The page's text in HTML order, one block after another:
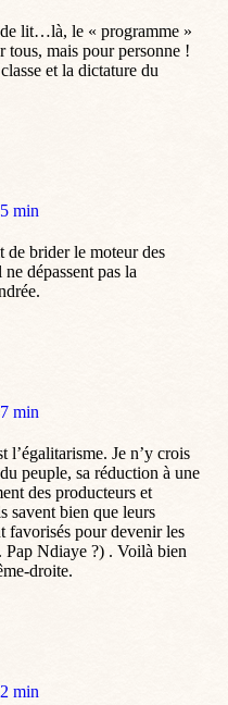
de lit…là, le « programme »
tous, mais pour personne !
et la dictature du
min
de brider le moteur des
dépassent pas la
min
l’égalitarisme. Je n’y crois
peuple, sa réduction à une
des producteurs et
savent bien que leurs
favorisés pour devenir les
Pap Ndiaye ?) . Voilà bien
droite.
min